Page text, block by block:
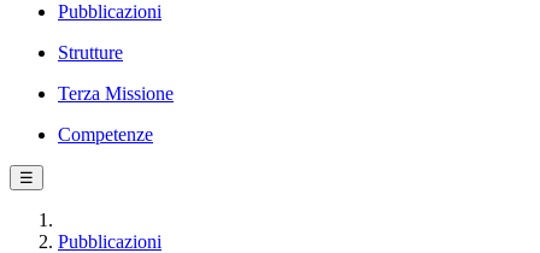
Pubblicazioni
Strutture
Terza Missione
Competenze
☰
Pubblicazioni